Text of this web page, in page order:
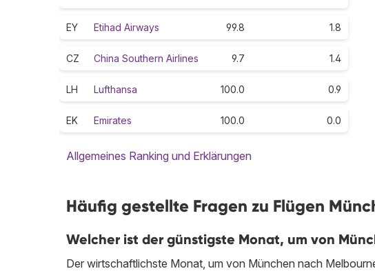
EY Etihad Airways 99.8 1.8
CZ China Southern Airlines 9.7 1.4
LH Lufthansa 100.0 0.9
EK Emirates 100.0 0.0
Allgemeines Ranking und Erklärungen
Häufig gestellte Fragen zu Flügen
Welcher ist der günstigste Monat, um von
Der wirtschaftlichste Monat, um von München nach